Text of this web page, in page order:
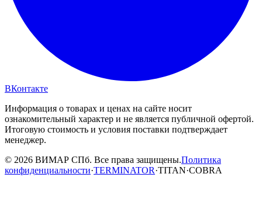
ВКонтакте
Информация о товарах и ценах на сайте носит
ознакомительный характер и не является публичной офертой.
Итоговую стоимость и условия поставки подтверждает
менеджер.
© 2026 ВИМАР СПб. Все права защищены.Политика
конфиденциальности·TERMINATOR·TITAN·COBRA